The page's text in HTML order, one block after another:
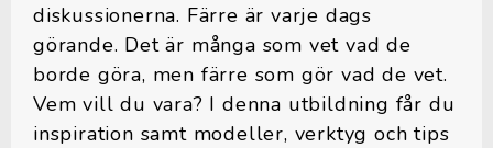
diskussionerna. Färre är varje dags
görande. Det är många som vet vad de
borde göra, men färre som gör vad de vet.
Vem vill du vara? I denna utbildning får du
inspiration samt modeller, verktyg och tips